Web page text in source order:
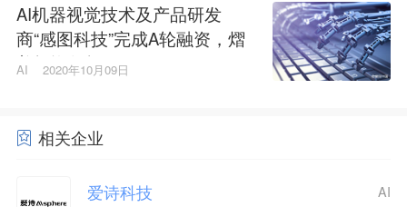
AI机器视觉技术及产品研发
商“感图科技”完成A轮融资，熠
美投资领投
AI 2020年10月09日
相关企业
爱诗科技 AI